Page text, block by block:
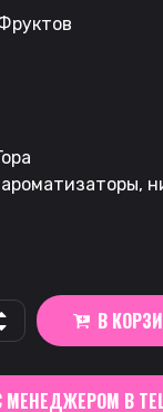
В
В